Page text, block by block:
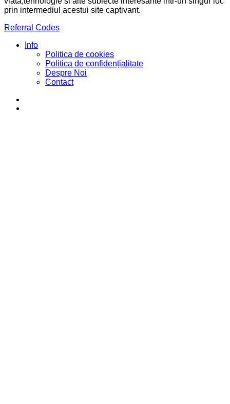
prin intermediul acestui site captivant.
Referral Codes
Info
Politica de cookies
Politica de confidențialitate
Despre Noi
Contact